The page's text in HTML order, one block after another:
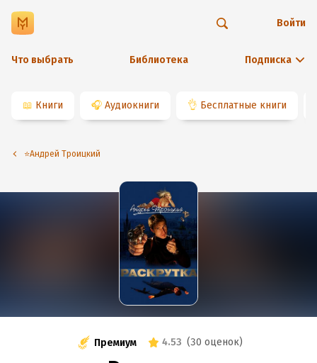
Что выбрать Библиотека Подписка
Войти
📖 Книги 🎧 Аудиокниги 👌 Бесплатные книги
⭐️Андрей Троицкий
Премиум 4.53 (30 оценок)